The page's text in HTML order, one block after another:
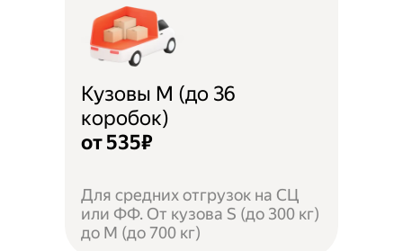
Кузовы M (до 36
коробок)
от 535₽
Для средних отгрузок на СЦ
или ФФ. От кузова S (до 300 кг)
до M (до 700 кг)